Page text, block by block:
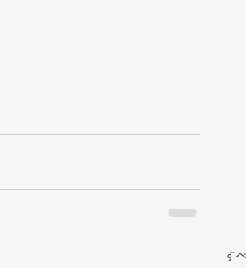
す